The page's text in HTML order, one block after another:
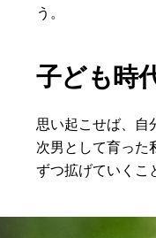
う。
子ども時
思い起こせば、自
次男として育った
ずつ拡げていくこ